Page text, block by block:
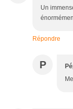
Un
Répondre
P